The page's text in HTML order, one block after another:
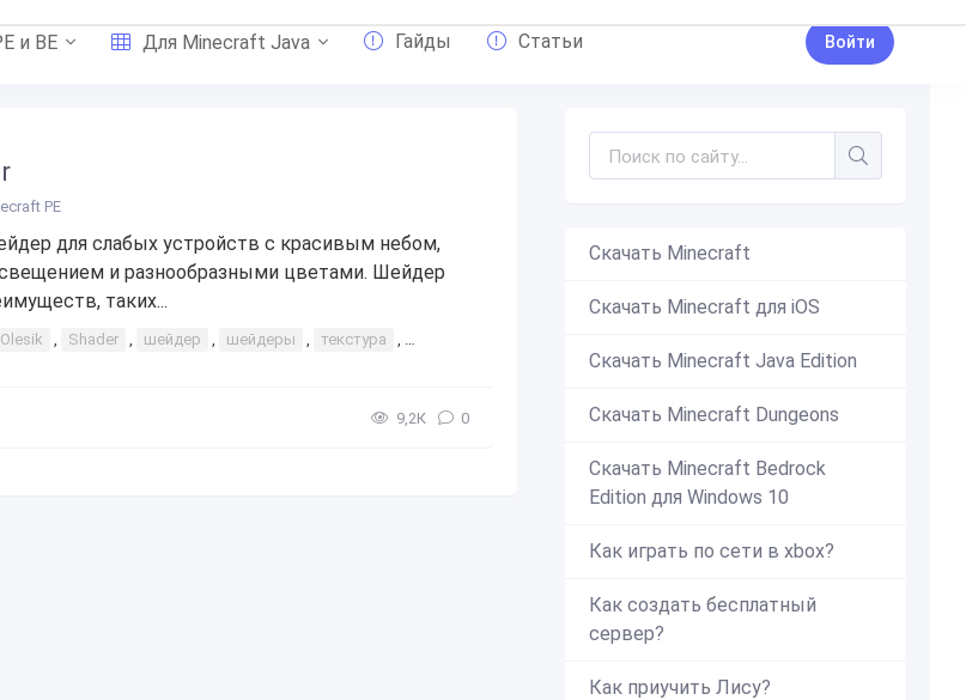
и BE Для Minecraft Java Гайды Статьи Войти
PE
для слабых устройств с красивым небом,
и разнообразными цветами. Шейдер
таких...
Olesik , Shader , шейдер , шейдеры , текстура , интересное
9,2К 0
Скачать Minecraft
Скачать Minecraft для iOS
Скачать Minecraft Java Edition
Скачать Minecraft Dungeons
Скачать Minecraft Bedrock
Edition для Windows 10
Как играть по сети в xbox?
Как создать бесплатный
сервер?
Как приучить Лису?